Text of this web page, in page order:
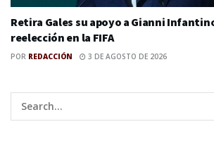
Retira Gales su apoyo a Gianni
reelección en la FIFA
POR REDACCIÓN 3 DE AGOSTO DE 2026